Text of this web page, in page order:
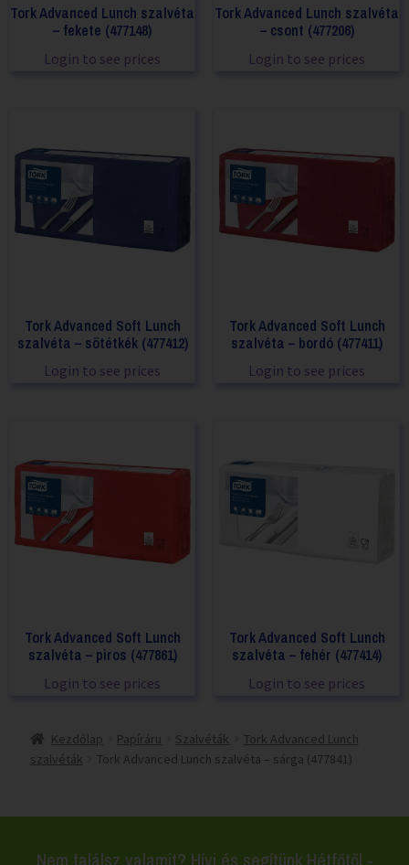
Tork Advanced Lunch szalvéta
– fekete (477148)
Login to see prices
Tork Advanced Lunch szalvéta
– csont (477206)
Login to see prices
Tork Advanced Soft Lunch
szalvéta – sötétkék (477412)
Login to see prices
Tork Advanced Soft Lunch
szalvéta – bordó (477411)
Login to see prices
Tork Advanced Soft Lunch
szalvéta – piros (477861)
Login to see prices
Tork Advanced Soft Lunch
szalvéta – fehér (477414)
Login to see prices
Kezdőlap Papíráru Szalvéták
Tork Advanced Lunch
szalvéták
Tork Advanced Lunch szalvéta – sárga (477841)
Nem találsz valamit? Hívj és segítünk Hétfőtől -